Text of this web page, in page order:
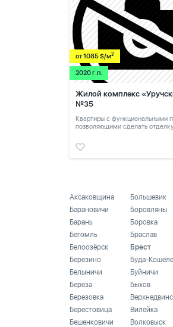
от 1085 $/м2
2020 г.п.
Жилой комплекс
№35
Квартиры с функциональными
позволяющими сделать
Аксаковщина
Барановичи
Барань
Бегомль
Белоозёрск
Березино
Белыничи
Береза
Березовка
Берестовица
Бешенковичи
Большевик
Боровляны
Боровка
Браслав
Брест
Буда-
Буйничи
Быхов
Вилейка
Волковыск